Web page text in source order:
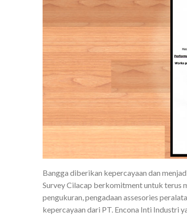
Bangga diberikan kepercayaan dan
Survey Cilacap berkomitment untuk terus
pengukuran, pengadaan assesories
kepercayaan dari PT. Encona Inti Industri